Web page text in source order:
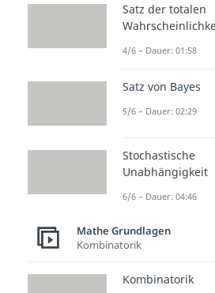
Zeile 2 lösen
Aus derzweiten
kannst du auch
Gleichung
Satz der totalen
4/6 – Dauer: 01:58
Satz von Bayes
5/6 – Dauer: 02:29
Stochastische
Unabhängigkeit
6/6 – Dauer: 04:46
Mathe Grundlagen
Kombinatorik
Kombinatorik